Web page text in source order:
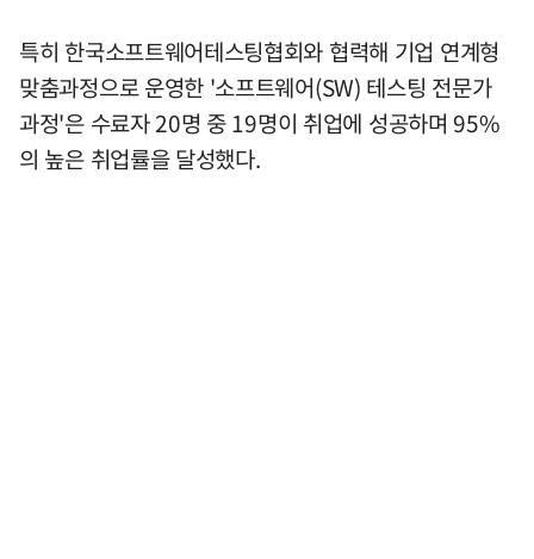
특히 한국소프트웨어테스팅협회와 협력해 기업 연계형
맞춤과정으로 운영한 '소프트웨어(SW) 테스팅 전문가
과정'은 수료자 20명 중 19명이 취업에 성공하며 95%
의 높은 취업률을 달성했다.